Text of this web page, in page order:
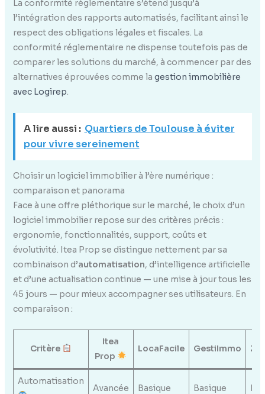
La conformité réglementaire s’étend jusqu’à
l’intégration des rapports automatisés, facilitant ainsi le
respect des obligations légales et fiscales. La
conformité réglementaire ne dispense toutefois pas de
comparer les solutions du marché, à commencer par des
alternatives éprouvées comme la gestion immobilière
avec Logirep.
A lire aussi : Quartiers de Toulouse à éviter
pour vivre sereinement
Choisir un logiciel immobilier à l’ère numérique :
comparaison et panorama
Face à une offre pléthorique sur le marché, le choix d’un
logiciel immobilier repose sur des critères précis :
ergonomie, fonctionnalités, support, coûts et
évolutivité. Itea Prop se distingue nettement par sa
combinaison d’automatisation, d’intelligence artificielle
et d’une actualisation continue — une mise à jour tous les
45 jours — pour mieux accompagner ses utilisateurs. En
comparaison :
Critère
Itea
Prop
LocaFacile GestiImmo
Automatisation
Avancée Basique Basique